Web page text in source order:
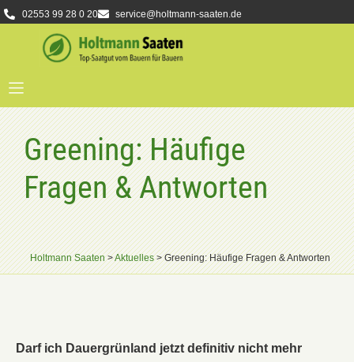
02553 99 28 0 20 service@holtmann-saaten.de
Greening: Häufige
Fragen & Antworten
Holtmann Saaten>Aktuelles>Greening: Häufige Fragen & Antworten
Darf ich Dauergrünland jetzt definitiv nicht mehr